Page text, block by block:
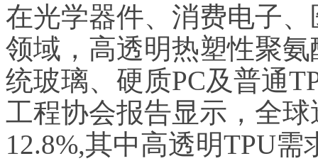
在光学器件、消费电子
领域，高透明热塑性聚
统玻璃、硬质PC及普通
工程协会报告显示，全
12.8%,其中高透明TPU